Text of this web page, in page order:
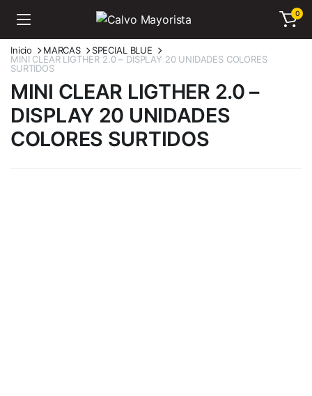
0
Inicio MARCAS
SPECIAL BLUE
MINI CLEAR LIGTHER 2.0 – DISPLAY 20 UNIDADES COLORES
SURTIDOS
MINI CLEAR LIGTHER 2.0 –
DISPLAY 20 UNIDADES
COLORES SURTIDOS